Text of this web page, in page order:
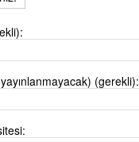
(gerekli):